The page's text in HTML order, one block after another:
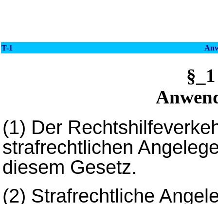
T-1
(1) Der
strafrechtlichen
diesem Gesetz.
(2) Strafrechtliche